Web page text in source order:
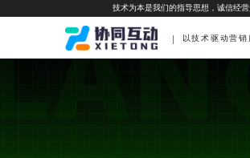
技术为本是我们的指导思想，诚信经
以技术驱动营销